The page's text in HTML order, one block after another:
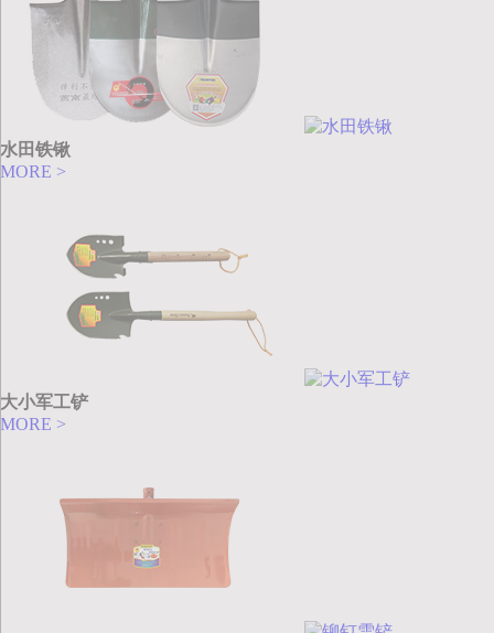
水田铁锹
MORE >
大小军工铲
MORE >